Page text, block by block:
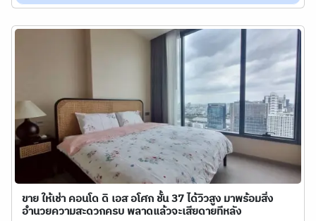
ขาย ให้เช่า คอนโด ดิ เอส อโศก ชั้น 37 ได้วิวสูง มาพร้อมสิ่ง
อำนวยความสะดวกครบ พลาดแล้วจะเสียดายทีหลัง